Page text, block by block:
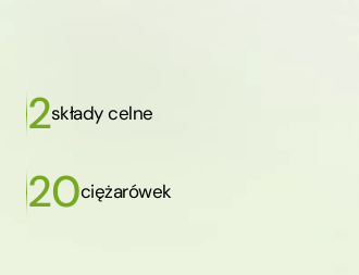
2składy celne
20ciężarówek